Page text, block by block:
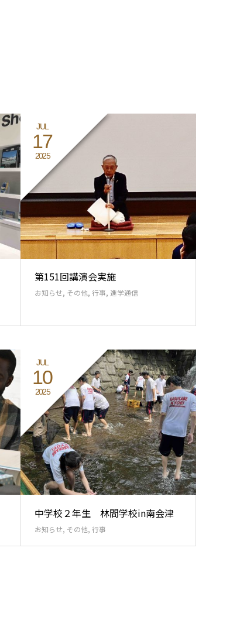
JUL
17
2025
第151回講演会実施
お知らせ, その他, 行事, 進学通信
JUL
10
2025
中学校２年生 林間学校in南会津
お知らせ, その他, 行事